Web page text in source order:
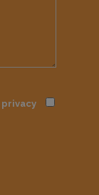
privacy